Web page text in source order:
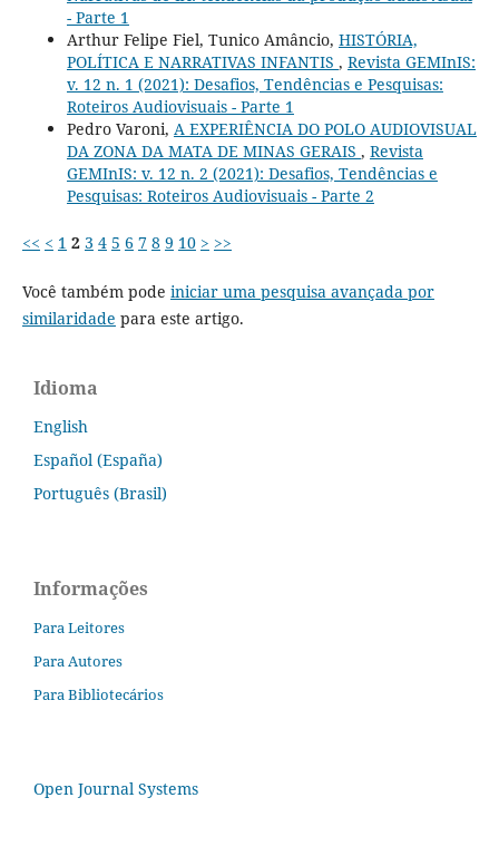
- Parte 1
Arthur Felipe Fiel, Tunico Amâncio, HISTÓRIA,
POLÍTICA E NARRATIVAS INFANTIS , Revista GEMInIS:
v. 12 n. 1 (2021): Desafios, Tendências e Pesquisas:
Roteiros Audiovisuais - Parte 1
Pedro Varoni, A EXPERIÊNCIA DO POLO AUDIOVISUAL
DA ZONA DA MATA DE MINAS GERAIS , Revista
GEMInIS: v. 12 n. 2 (2021): Desafios, Tendências e
Pesquisas: Roteiros Audiovisuais - Parte 2
<< < 1 2 3 4 5 6 7 8 9 10 > >>
Você também pode iniciar uma pesquisa avançada por
similaridade para este artigo.
Idioma
English
Español (España)
Português (Brasil)
Informações
Para Leitores
Para Autores
Para Bibliotecários
Open Journal Systems